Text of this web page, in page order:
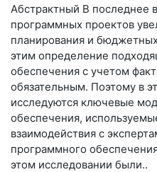
Абстрактный В последнее
программных проектов
планирования и
этим определение
обеспечения с учетом
обязательным. Поэтому в
исследуются ключевые
обеспечения,
взаимодействия с
программного
этом исследовании были..